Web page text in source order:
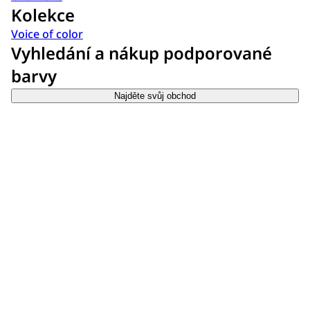
Kolekce
Voice of color
Vyhledání a nákup podporované
barvy
Najděte svůj obchod